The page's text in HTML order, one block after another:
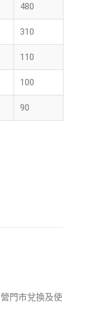
480
310
110
100
90
門市兌換及使